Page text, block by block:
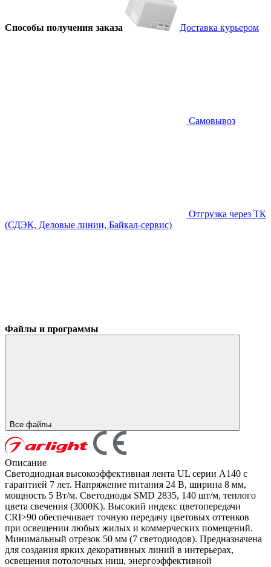
Способы получения заказа Доставка курьером
Самовывоз
Отгрузка через ТК
(СДЭК, Деловые линии, Байкал-сервис)
Файлы и программы
Все файлы
Описание
Светодиодная высокоэффективная лента UL серии A140 с
гарантией 7 лет. Напряжение питания 24 В, ширина 8 мм,
мощность 5 Вт/м. Светодиоды SMD 2835, 140 шт/м, теплого
цвета свечения (3000K). Высокий индекс цветопередачи
CRI>90 обеспечивает точную передачу цветовых оттенков
при освещении любых жилых и коммерческих помещений.
Минимальный отрезок 50 мм (7 светодиодов). Предназначена
для создания ярких декоративных линий в интерьерах,
освещения потолочных ниш, энергоэффективной